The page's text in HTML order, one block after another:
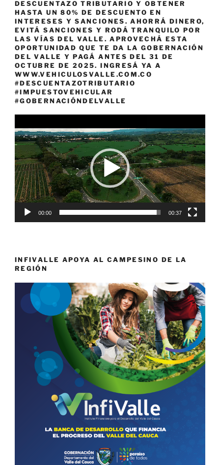
DESCUENTAZO TRIBUTARIO Y OBTENER
HASTA UN 80% DE DESCUENTO EN
INTERESES Y SANCIONES. AHORRÁ DINERO,
EVITÁ SANCIONES Y RODÁ TRANQUILO POR
LAS VÍAS DEL VALLE. APROVECHÁ ESTA
OPORTUNIDAD QUE TE DA LA GOBERNACIÓN
DEL VALLE Y PAGÁ ANTES DEL 31 DE
OCTUBRE DE 2025. INGRESÁ YA A
WWW.VEHICULOSVALLE.COM.CO
#DESCUENTAZOTRIBUTARIO
#IMPUESTOVEHICULAR
#GOBERNACIÓNDELVALLE
de
vídeo
00:00 00:37
INFIVALLE APOYA AL CAMPESINO DE LA
REGIÓN